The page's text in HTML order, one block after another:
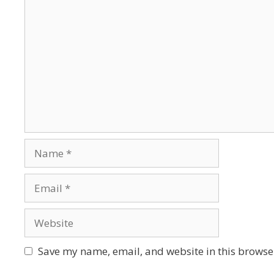
Save my name, email, and website in this